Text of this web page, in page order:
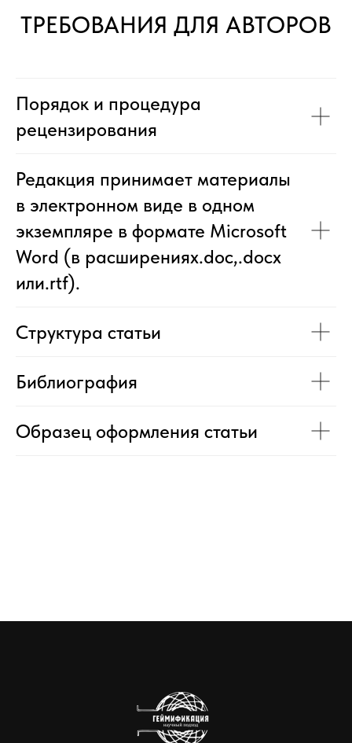
ТРЕБОВАНИЯ ДЛЯ АВТОРОВ
Порядок и процедура
рецензирования
Редакция принимает материалы
в электронном виде в одном
экземпляре в формате Microsoft
Word (в рас­ширениях.doc,.docx
или.rtf).
Структура статьи
Библиография
Образец оформления статьи